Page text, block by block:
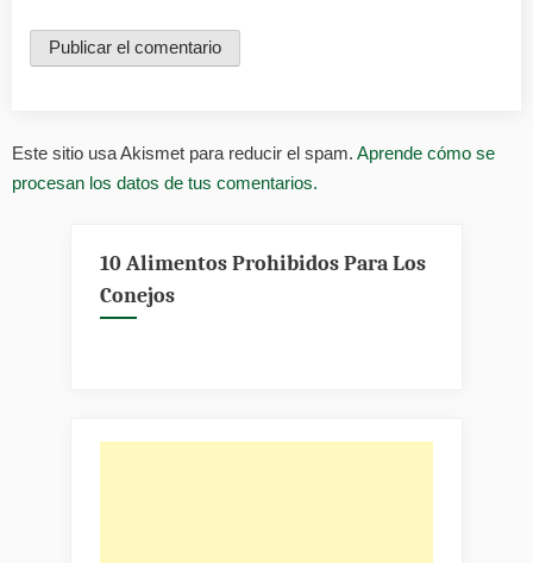
Este sitio usa Akismet para reducir el spam. Aprende cómo se
procesan los datos de tus comentarios.
10 Alimentos Prohibidos Para Los
Conejos